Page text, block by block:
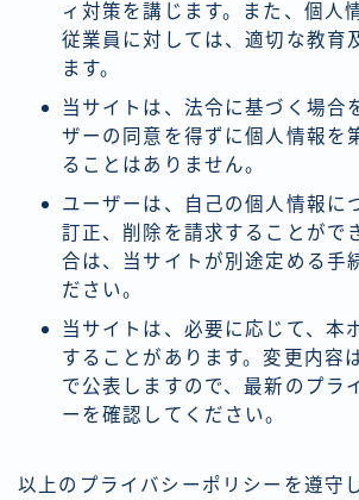
ィ対策を講じます。また、個人
従業員に対しては、適切な教育
ます。
当サイトは、法令に基づく場合
ザーの同意を得ずに個人情報を
ることはありません。
ユーザーは、自己の個人情報に
訂正、削除を請求することがで
合は、当サイトが別途定める手
ださい。
当サイトは、必要に応じて、本
することがあります。変更内容
で公表しますので、最新のプラ
ーを確認してください。
以上のプライバシーポリシーを遵守